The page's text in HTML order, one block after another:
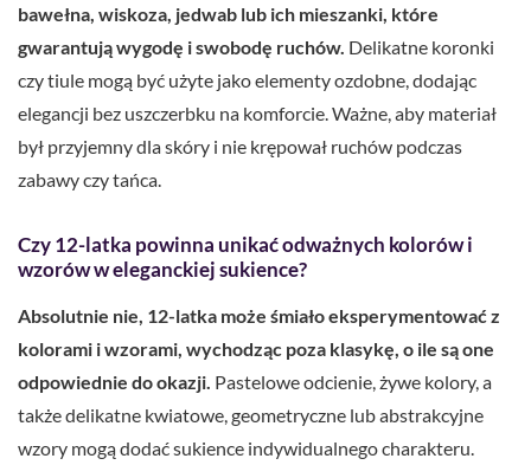
bawełna, wiskoza, jedwab lub ich mieszanki, które
gwarantują wygodę i swobodę ruchów. Delikatne koronki
czy tiule mogą być użyte jako elementy ozdobne, dodając
elegancji bez uszczerbku na komforcie. Ważne, aby materiał
był przyjemny dla skóry i nie krępował ruchów podczas
zabawy czy tańca.
Czy 12-latka powinna unikać odważnych kolorów i
wzorów w eleganckiej sukience?
Absolutnie nie, 12-latka może śmiało eksperymentować z
kolorami i wzorami, wychodząc poza klasykę, o ile są one
odpowiednie do okazji. Pastelowe odcienie, żywe kolory, a
także delikatne kwiatowe, geometryczne lub abstrakcyjne
wzory mogą dodać sukience indywidualnego charakteru.